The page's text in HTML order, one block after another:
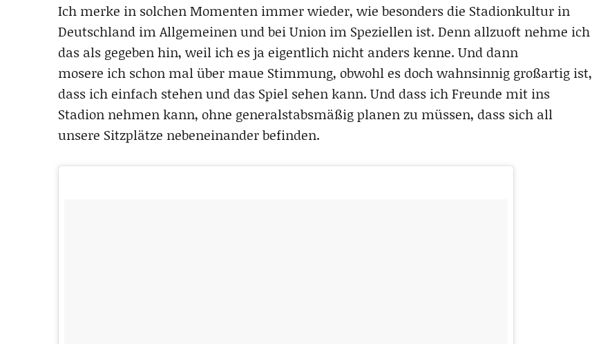
Ich merke in solchen Momenten immer wieder, wie besonders die Stadionkultur in
Deutschland im Allgemeinen und bei Union im Speziellen ist. Denn allzuoft nehme ich
das als gegeben hin, weil ich es ja eigentlich nicht anders kenne. Und dann
mosere ich schon mal über maue Stimmung, obwohl es doch wahnsinnig großartig ist,
dass ich einfach stehen und das Spiel sehen kann. Und dass ich Freunde mit ins
Stadion nehmen kann, ohne generalstabsmäßig planen zu müssen, dass sich all
unsere Sitzplätze nebeneinander befinden.